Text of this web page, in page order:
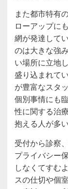
また都市特有
ローアップに
網が発達して
のは大きな強
い場所に立地
盛り込まれて
が豊富なスタ
個別事情にも
性に関する治
抱える人が多
受付から診察
プライバシー
しなくてすむ
スの仕切や個